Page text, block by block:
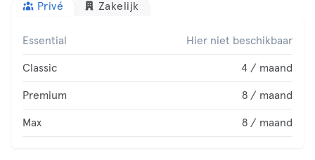
Privé Zakelijk
Essential Hier niet beschikbaar
Classic 4 / maand
Premium 8 / maand
Max 8 / maand